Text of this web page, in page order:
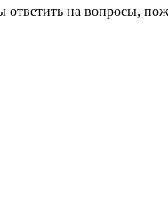
ответить на вопросы,